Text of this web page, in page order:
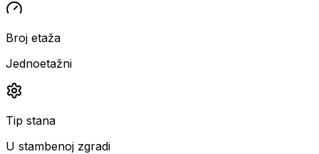
Broj etaža
Jednoetažni
Tip stana
U stambenoj zgradi